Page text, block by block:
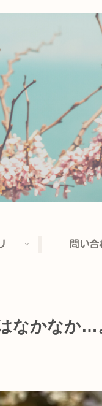
問い合
なかなか…